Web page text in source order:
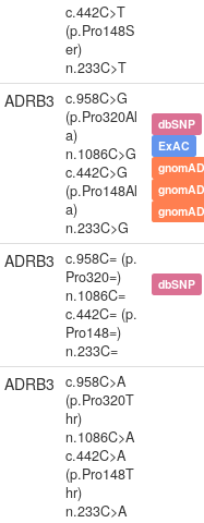
c.442C>T
(p.Pro148S
er)
n.233C>T
ADRB3
c.958C>G
(p.Pro320Al
a)
n.1086C>G
c.442C>G
(p.Pro148Al
a)
n.233C>G
dbSNP
ExAC
ADRB3
c.958C= (p.
Pro320=)
n.1086C=
c.442C= (p.
Pro148=)
n.233C=
dbSNP
ADRB3
c.958C>A
(p.Pro320T
hr)
n.1086C>A
c.442C>A
(p.Pro148T
hr)
n.233C>A